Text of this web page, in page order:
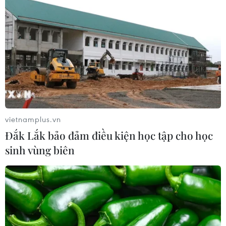
Nhận định Philippines vs
Thái Lan: Madam Pang treo thưởng
tiền tỷ, "Voi chiến" quyết thắng
04/08/2026 09:19
Đội tuyển Việt Nam nhận
thưởng 2 tỷ đồng sau thắng lợi trước
Indonesia
04/08/2026 04:16
khẩn xin lỗi người hâm mộ xứ vạn
đảo
04/08/2026 03:17
vietnamplus.vn
Đắk Lắk bảo đảm điều kiện học tập cho học
sinh vùng biên